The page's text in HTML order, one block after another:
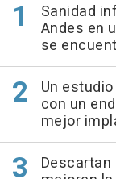
Sanidad
Andes en
se
Un
con un
mejor